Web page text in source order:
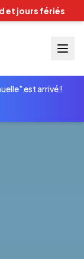
et jours fériés
est arrivé !